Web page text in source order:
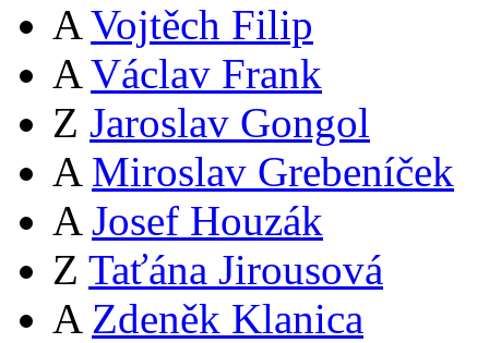
A Vojtěch Filip
A Václav Frank
Z Jaroslav Gongol
A Miroslav Grebeníček
A Josef Houzák
Z Taťána Jirousová
A Zdeněk Klanica